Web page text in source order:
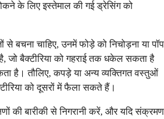
के लिए इस्तेमाल की गई ड्रेसिंग को
से बचना चाहिए, उनमें फोड़े को निचोड़ना या पॉप
जो बैक्टीरिया को गहराई तक धकेल सकता है
है। तौलिए, कपड़े या अन्य व्यक्तिगत वस्तुओं
को दूसरों में फैला सकते हैं।
की बारीकी से निगरानी करें, और यदि संक्रमण